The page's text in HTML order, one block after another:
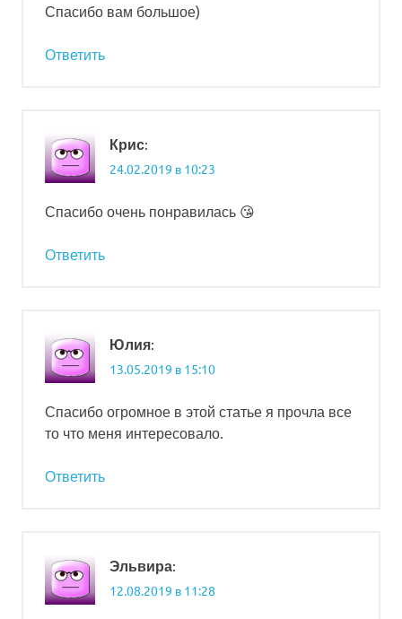
Спасибо вам большое)
Ответить
Крис:
24.02.2019 в 10:23
Спасибо очень понравилась 😘
Ответить
Юлия:
13.05.2019 в 15:10
Спасибо огромное в этой статье я прочла все
то что меня интересовало.
Ответить
Эльвира:
12.08.2019 в 11:28